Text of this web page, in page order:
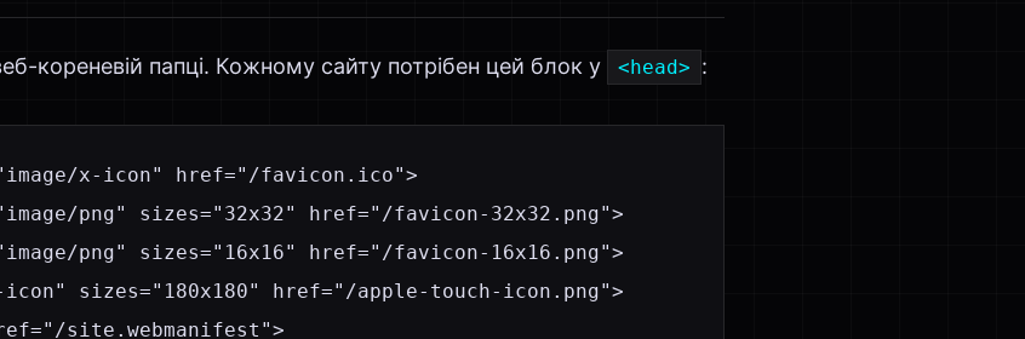
кореневій папці. Кожному сайту потрібен цей блок у <head> :
x-icon" href="/favicon.ico">
png" sizes="32x32" href="/favicon-32x32.png">
png" sizes="16x16" href="/favicon-16x16.png">
sizes="180x180" href="/apple-touch-icon.png">
site.webmanifest">